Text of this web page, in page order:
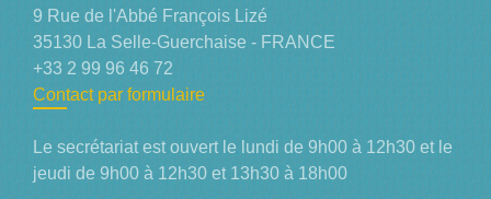
9 Rue de l'Abbé François Lizé
35130 La Selle-Guerchaise - FRANCE
+33 2 99 96 46 72
Contact par formulaire
Le secrétariat est ouvert le lundi de 9h00 à 12h30 et le
jeudi de 9h00 à 12h30 et 13h30 à 18h00